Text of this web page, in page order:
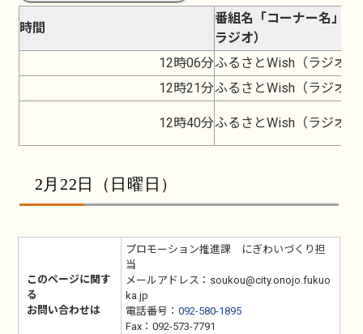
時間
番組名「コーナー名」（
ラジオ）
12時06分ふるさとWish（ラジオ）
12時21分ふるさとWish（ラジオ）
12時40分ふるさとWish（ラジオ）
2月22日（日曜日）
このページに関す
る
お問い合わせは
プロモーション推進課 にぎわいづくり担
当
メールアドレス：soukou@city.onojo.fukuo
ka.jp
電話番号： 092-580-1895
Fax：092-573-7791